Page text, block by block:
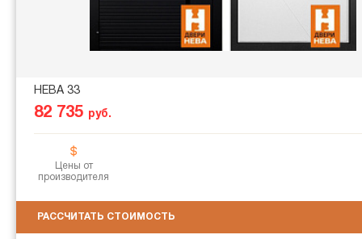
НЕВА 33
82 735 руб.
Цены от
производителя
РАССЧИТАТЬ СТОИМОСТЬ